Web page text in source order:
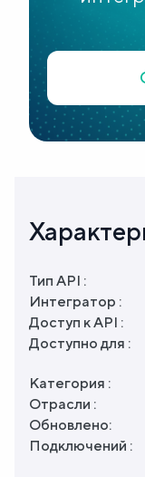
Тип API :
Интегратор :
Доступ к API :
Доступно для :
Категория :
Отрасли :
Обновлено:
Подключений :